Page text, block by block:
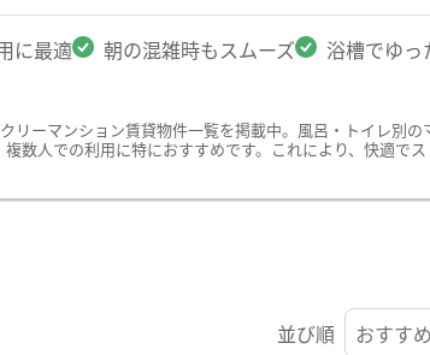
に最適 朝の混雑時もスムーズ 浴槽でゆっ
ーマンション賃貸物件一覧を掲載中。風呂・トイレ別
数人での利用に特におすすめです。これにより、快適で
並び順